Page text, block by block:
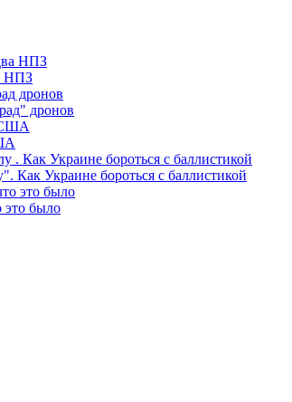
НПЗ
дронов
Как Украине бороться с баллистикой
это было